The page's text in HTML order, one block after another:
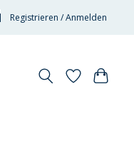
Registrieren / Anmelden